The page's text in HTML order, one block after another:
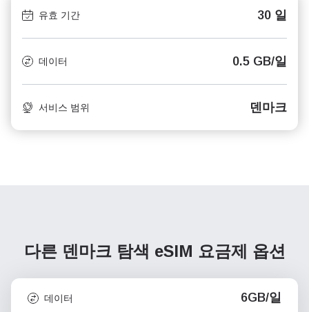
유효 기간 30 일
데이터 0.5 GB/일
서비스 범위 덴마크
다른 덴마크 탐색 eSIM 요금제 옵션
데이터 6GB/일